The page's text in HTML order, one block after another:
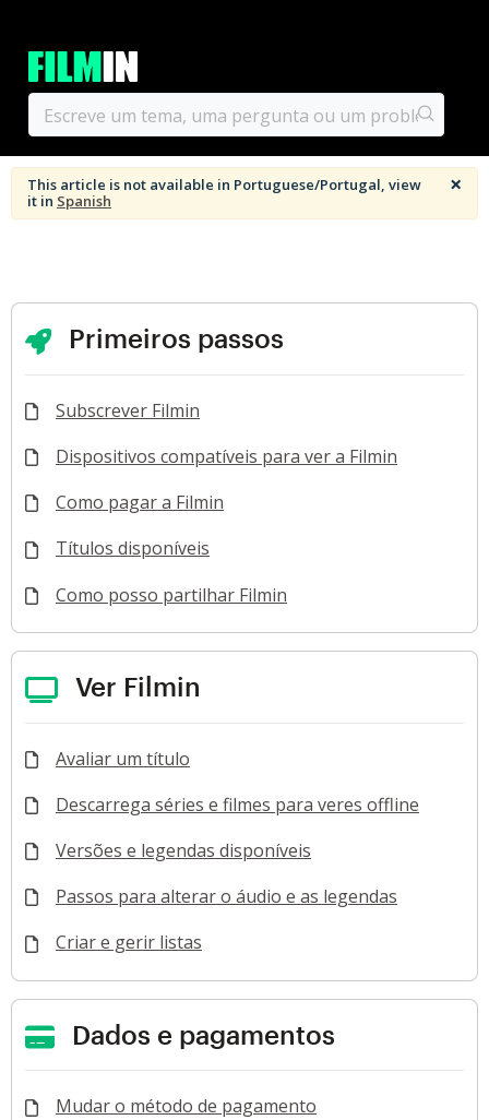
×
This article is not available in Portuguese/Portugal, view
it in Spanish
Primeiros passos
Subscrever Filmin
Dispositivos compatíveis para ver a Filmin
Como pagar a Filmin
Títulos disponíveis
Como posso partilhar Filmin
Ver Filmin
Avaliar um título
Descarrega séries e filmes para veres offline
Versões e legendas disponíveis
Passos para alterar o áudio e as legendas
Criar e gerir listas
Dados e pagamentos
Mudar o método de pagamento